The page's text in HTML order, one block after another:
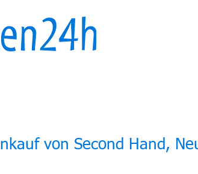
von Second Hand,